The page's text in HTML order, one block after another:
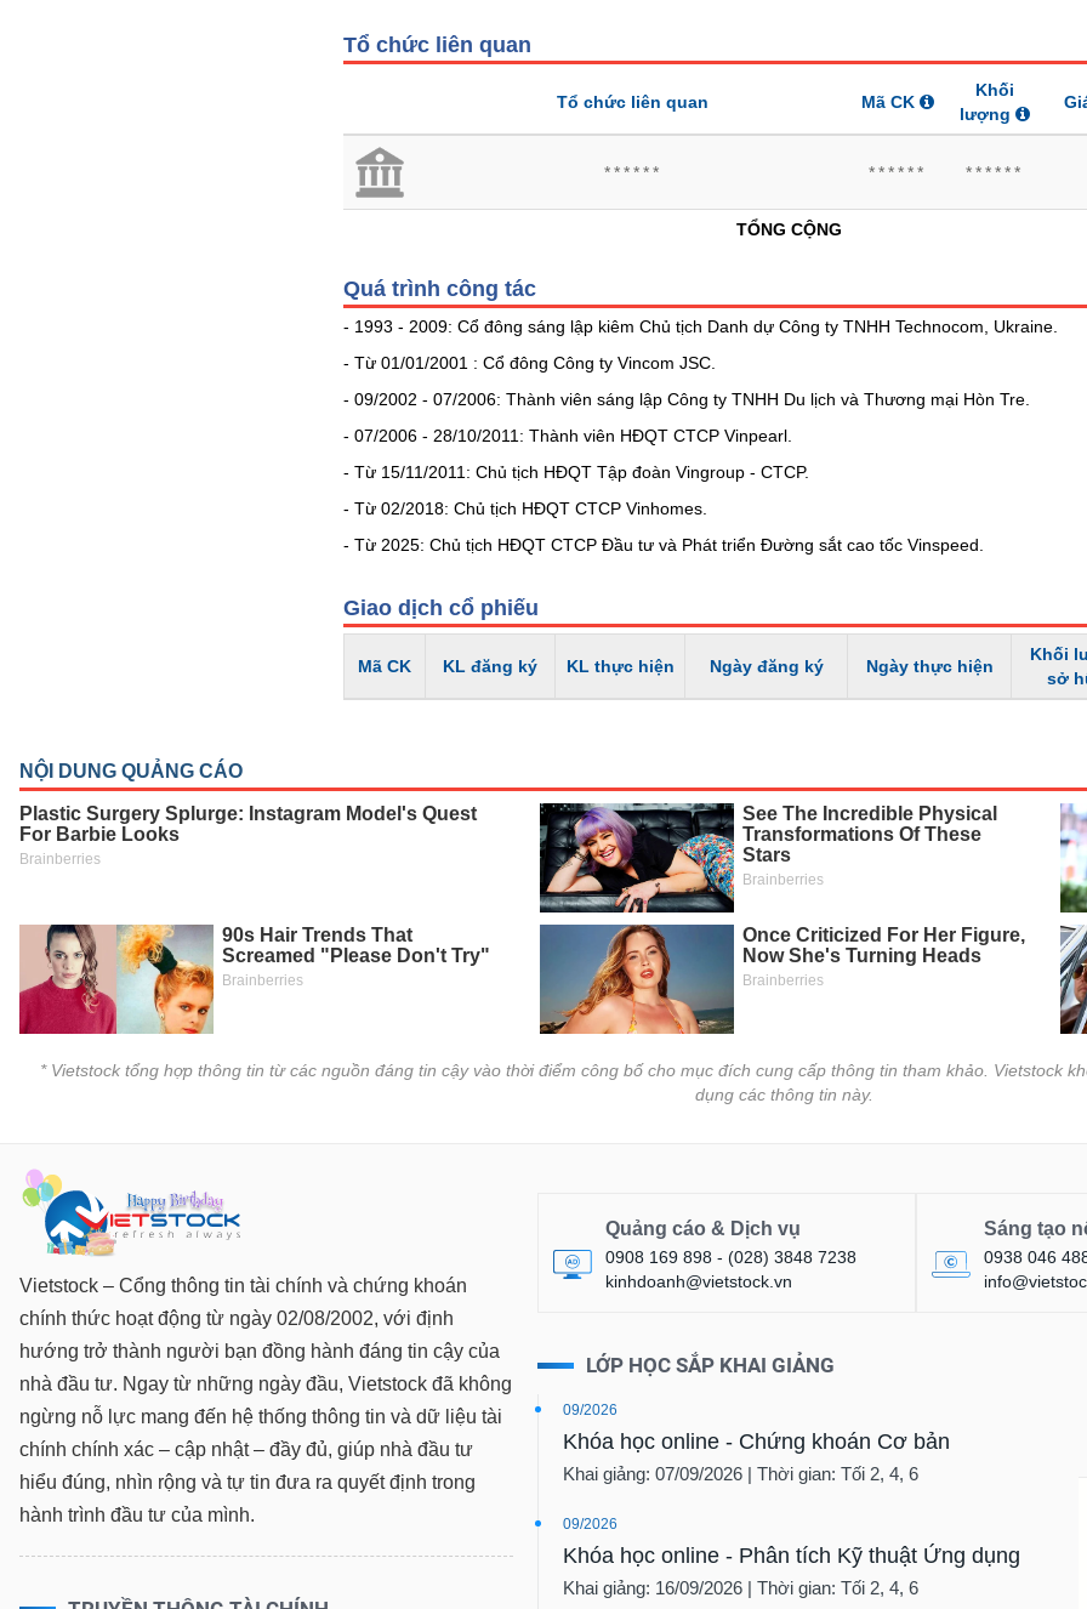
Tổ chức liên quan
Tổ chức liên quan Mã CK
Khối
lượng
****** ****** ******
TỔNG CỘNG
Quá trình công tác
- 1993 - 2009: Cổ đông sáng lập kiêm Chủ tịch Danh dự Công ty TNHH Technocom, Ukraine.
- Từ 01/01/2001 : Cổ đông Công ty Vincom JSC.
- 09/2002 - 07/2006: Thành viên sáng lập Công ty TNHH Du lịch và Thương mại Hòn Tre.
- 07/2006 - 28/10/2011: Thành viên HĐQT CTCP Vinpearl.
- Từ 15/11/2011: Chủ tịch HĐQT Tập đoàn Vingroup - CTCP.
- Từ 02/2018: Chủ tịch HĐQT CTCP Vinhomes.
- Từ 2025: Chủ tịch HĐQT CTCP Đầu tư và Phát triển Đường sắt cao tốc Vinspeed.
Giao dịch cổ phiếu
Mã CK KL đăng ký KL thực hiện Ngày đăng ký Ngày thực hiện
Khối
sở
* Vietstock tổng hợp thông tin từ các nguồn đáng tin cậy vào thời điểm công bố cho mục đích cung cấp thông tin tham khảo. Vietstock
dụng các thông tin này.
Vietstock – Cổng thông tin tài chính và chứng khoán
chính thức hoạt động từ ngày 02/08/2002, với định
hướng trở thành người bạn đồng hành đáng tin cậy của
nhà đầu tư. Ngay từ những ngày đầu, Vietstock đã không
ngừng nỗ lực mang đến hệ thống thông tin và dữ liệu tài
chính chính xác – cập nhật – đầy đủ, giúp nhà đầu tư
hiểu đúng, nhìn rộng và tự tin đưa ra quyết định trong
hành trình đầu tư của mình.
Quảng cáo & Dịch vụ
0908 169 898 - (028) 3848 7238
kinhdoanh@vietstock.vn
Sáng tạo
0938 046
LỚP HỌC SẮP KHAI GIẢNG
09/2026
Khóa học online - Chứng khoán Cơ bản
Khai giảng: 07/09/2026 | Thời gian: Tối 2, 4, 6
09/2026
Khóa học online - Phân tích Kỹ thuật Ứng dụng
Khai giảng: 16/09/2026 | Thời gian: Tối 2, 4, 6
TIÊU
YẾU
TÀI
CHÍNH
CÔNG
NGHỆ
THÔNG
TIN
DỊCH